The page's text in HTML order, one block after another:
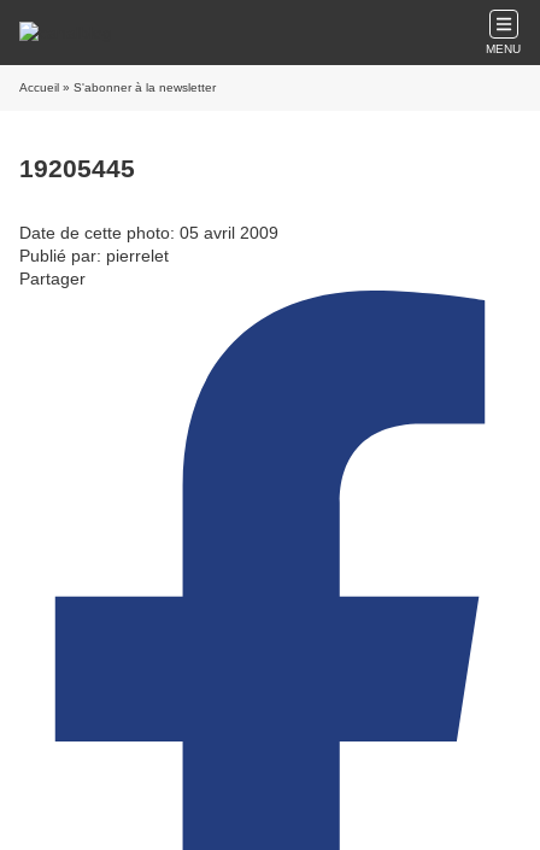
MENU
Accueil » S'abonner à la newsletter
19205445
Date de cette photo: 05 avril 2009
Publié par: pierrelet
Partager